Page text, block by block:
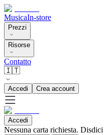
MusicaIn-store
Prezzi
Risorse
Contatto
🇮🇹
Accedi Crea account
Accedi
Nessuna carta richiesta.